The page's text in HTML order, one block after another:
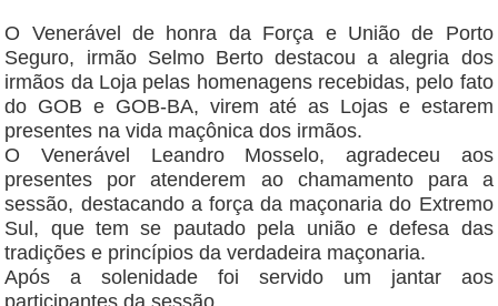
O Venerável de honra da Força e União de Porto
Seguro, irmão Selmo Berto destacou a alegria dos
irmãos da Loja pelas homenagens recebidas, pelo fato
do GOB e GOB-BA, virem até as Lojas e estarem
presentes na vida maçônica dos irmãos.
O Venerável Leandro Mosselo, agradeceu aos
presentes por atenderem ao chamamento para a
sessão, destacando a força da maçonaria do Extremo
Sul, que tem se pautado pela união e defesa das
tradições e princípios da verdadeira maçonaria.
Após a solenidade foi servido um jantar aos